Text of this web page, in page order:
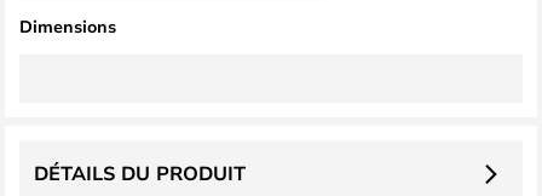
Dimensions
DÉTAILS DU PRODUIT